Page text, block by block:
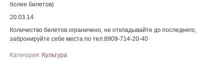
более билетов)
20.03.14
Количество билетов ограничено, не откладывайте до последнего,
забронируйте себе места по тел.8909-714-20-40
Категория: Культура